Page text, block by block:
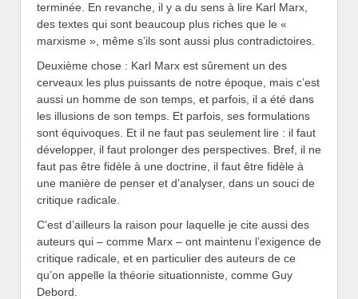
terminée. En revanche, il y a du sens à lire Karl Marx,
des textes qui sont beaucoup plus riches que le «
marxisme », même s’ils sont aussi plus contradictoires.
Deuxième chose : Karl Marx est sûrement un des
cerveaux les plus puissants de notre époque, mais c’est
aussi un homme de son temps, et parfois, il a été dans
les illusions de son temps. Et parfois, ses formulations
sont équivoques. Et il ne faut pas seulement lire : il faut
développer, il faut prolonger des perspectives. Bref, il ne
faut pas être fidèle à une doctrine, il faut être fidèle à
une manière de penser et d’analyser, dans un souci de
critique radicale.
C’est d’ailleurs la raison pour laquelle je cite aussi des
auteurs qui – comme Marx – ont maintenu l’exigence de
critique radicale, et en particulier des auteurs de ce
qu’on appelle la théorie situationniste, comme Guy
Debord.